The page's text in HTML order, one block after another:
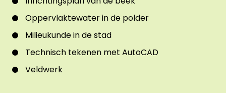
Oppervlaktewater in de polder
Milieukunde in de stad
Technisch tekenen met AutoCAD
Veldwerk